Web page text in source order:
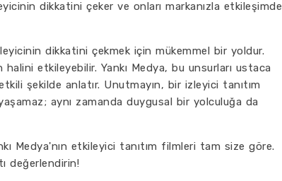
dikkatini çeker ve onları markanızla etkileşimde
dikkatini çekmek için mükemmel bir yoldur.
etkileyebilir. Yankı Medya, bu unsurları ustaca
şekilde anlatır. Unutmayın, bir izleyici tanıtım
aynı zamanda duygusal bir yolculuğa da
Medya'nın etkileyici tanıtım filmleri tam size göre.
değerlendirin!